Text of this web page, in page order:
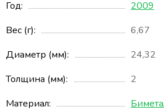
Год
2009
Вес (г)
6,67
Диаметр (мм)
24,32
Толщина (мм)
2
Материал